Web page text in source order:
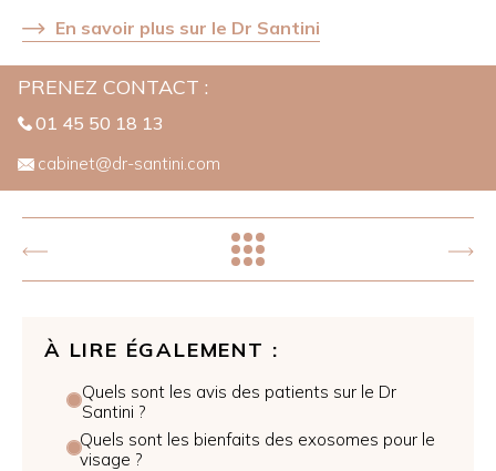
En savoir plus sur le Dr Santini
PRENEZ CONTACT :
01 45 50 18 13
cabinet@dr-santini.com
À LIRE ÉGALEMENT :
Quels sont les avis des patients sur le Dr
Santini ?
Quels sont les bienfaits des exosomes pour le
visage ?